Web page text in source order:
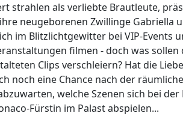
strahlen als verliebte Brautleute,
neugeborenen Zwillinge Gabriella
im Blitzlichtgewitter bei VIP-Events
filmen - doch was sollen
Clips verschleiern? Hat die
noch eine Chance nach der
welche Szenen sich bei der
Fürstin im Palast abspielen...